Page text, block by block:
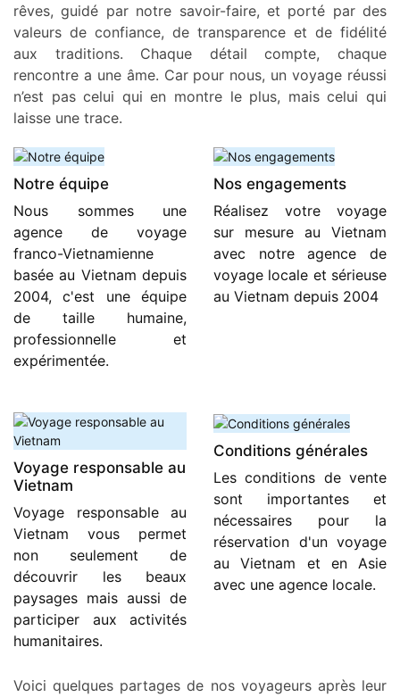
rêves, guidé par notre savoir-faire, et porté par des
valeurs de confiance, de transparence et de fidélité
aux traditions. Chaque détail compte, chaque
rencontre a une âme. Car pour nous, un voyage réussi
n’est pas celui qui en montre le plus, mais celui qui
laisse une trace.
Notre équipe
Nous sommes une
agence de voyage
franco-Vietnamienne
basée au Vietnam depuis
2004, c'est une équipe
de taille humaine,
professionnelle et
expérimentée.
Nos engagements
Réalisez votre voyage
sur mesure au Vietnam
avec notre agence de
voyage locale et sérieuse
au Vietnam depuis 2004
Voyage responsable au
Vietnam
Voyage responsable au
Vietnam vous permet
non seulement de
découvrir les beaux
paysages mais aussi de
participer aux activités
humanitaires.
Conditions générales
Les conditions de vente
sont importantes et
nécessaires pour la
réservation d'un voyage
au Vietnam et en Asie
avec une agence locale.
Voici quelques partages de nos voyageurs après leur